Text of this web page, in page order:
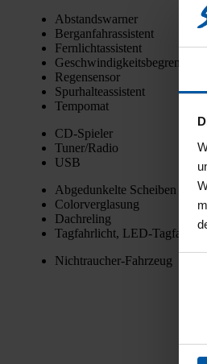
Abstands­war­ner
Berg­an­fahr­as­sis­tent
Fern­licht­as­sis­tent
Geschwin­dig­keits­be­gren­zer
Regen­sen­sor
Spur­hal­te­as­sis­tent
Tem­po­mat
CD-Spie­ler
Tuner/Radio
USB
Abge­dun­kel­te Schei­ben
Color­ver­gla­sung
Dach­re­ling
Tag­fahr­licht, LED-
Nicht­rau­cher-Fahr­zeug